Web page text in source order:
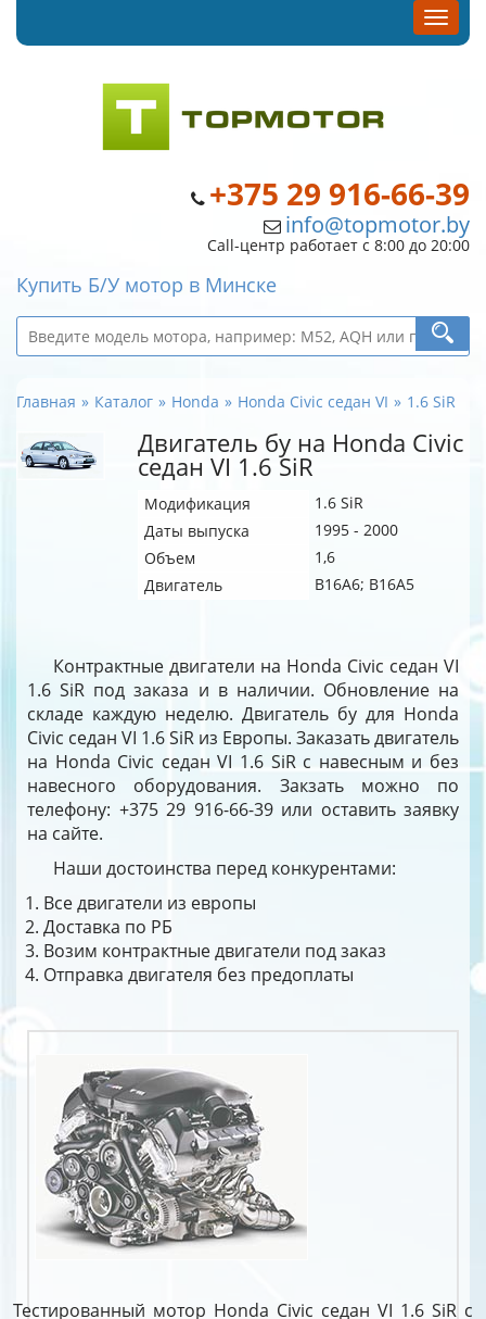
+375 29 916-66-39
info@topmotor.by
Call-центр работает с 8:00 до 20:00
Купить Б/У мотор в Минске
Главная Каталог Honda Honda Civic седан VI 1.6 SiR
Двигатель бу на Honda Civic
седан VI 1.6 SiR
Модификация
1.6 SiR
Даты выпуска
1995 - 2000
Объем
1,6
Двигатель
B16A6; B16A5
Контрактные двигатели на Honda Civic седан VI
1.6 SiR под заказа и в наличии. Обновление на
складе каждую неделю. Двигатель бу для Honda
Civic седан VI 1.6 SiR из Европы. Заказать двигатель
на Honda Civic седан VI 1.6 SiR с навесным и без
навесного оборудования. Закзать можно по
телефону: +375 29 916-66-39 или оставить заявку
на сайте.
Наши достоинства перед конкурентами:
Все двигатели из европы
Доставка по РБ
Возим контрактные двигатели под заказ
Отправка двигателя без предоплаты
Тестированный мотор Honda Civic седан VI 1.6 SiR c